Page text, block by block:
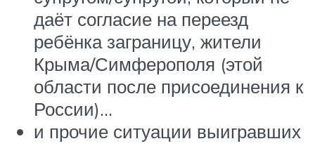
даёт согласие на переезд
ребёнка заграницу, жители
Крыма/Симферополя (этой
области после присоединения к
России)…
и прочие ситуации выигравших